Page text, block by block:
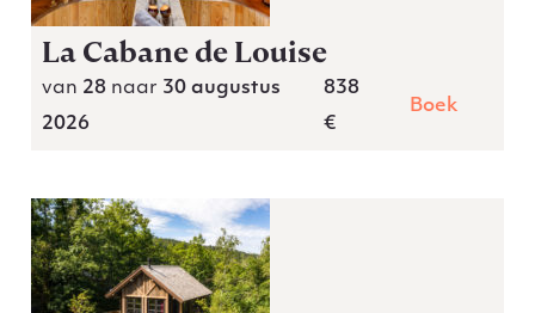
La Cabane de Louise
van 28 naar 30 augustus
2026
838
€
Boek